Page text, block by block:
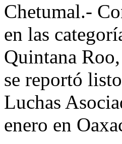
Chetumal.-
en las
Quintana
se reportó
Luchas
enero en